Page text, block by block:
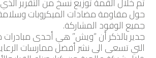
حول مقاومة مضادات الميكروبات
جميع الوفود المشاركة.
جدير بالذكر أن “ويش” هي أحدى
التي تسعى الى نشر أفضل ممارسات